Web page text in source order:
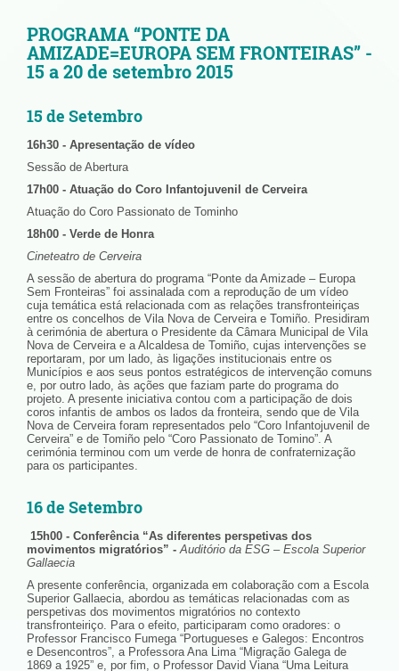
PROGRAMA “PONTE DA
AMIZADE=EUROPA SEM FRONTEIRAS” -
15 a 20 de setembro 2015
15 de Setembro
16h30 - Apresentação de vídeo
Sessão de Abertura
17h00 - Atuação do Coro Infantojuvenil de Cerveira
Atuação do Coro Passionato de Tominho
18h00 - Verde de Honra
Cineteatro de Cerveira
A sessão de abertura do programa “Ponte da Amizade – Europa
Sem Fronteiras” foi assinalada com a reprodução de um vídeo
cuja temática está relacionada com as relações transfronteiriças
entre os concelhos de Vila Nova de Cerveira e Tomiño. Presidiram
à cerimónia de abertura o Presidente da Câmara Municipal de Vila
Nova de Cerveira e a Alcaldesa de Tomiño, cujas intervenções se
reportaram, por um lado, às ligações institucionais entre os
Municípios e aos seus pontos estratégicos de intervenção comuns
e, por outro lado, às ações que faziam parte do programa do
projeto. A presente iniciativa contou com a participação de dois
coros infantis de ambos os lados da fronteira, sendo que de Vila
Nova de Cerveira foram representados pelo “Coro Infantojuvenil de
Cerveira” e de Tomiño pelo “Coro Passionato de Tomino”. A
cerimónia terminou com um verde de honra de confraternização
para os participantes.
16 de Setembro
15h00 - Conferência “As diferentes perspetivas dos
movimentos migratórios” -Auditório da ESG – Escola Superior
Gallaecia
A presente conferência, organizada em colaboração com a Escola
Superior Gallaecia, abordou as temáticas relacionadas com as
perspetivas dos movimentos migratórios no contexto
transfronteiriço. Para o efeito, participaram como oradores: o
Professor Francisco Fumega “Portugueses e Galegos: Encontros
e Desencontros”, a Professora Ana Lima “Migração Galega de
1869 a 1925” e, por fim, o Professor David Viana “Uma Leitura